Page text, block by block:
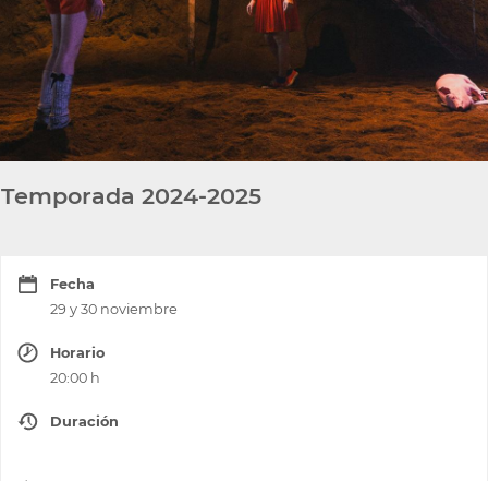
Temporada 2024-2025
Fecha
29 y 30 noviembre
Horario
20:00 h
Duración